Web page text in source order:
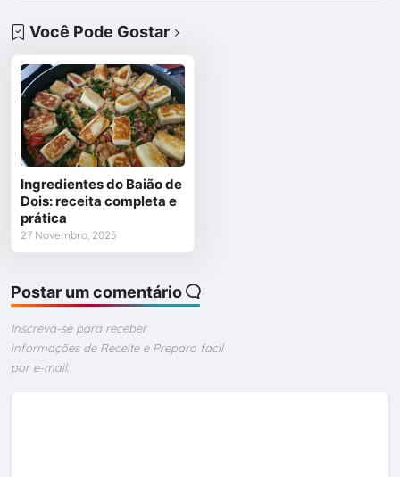
Você Pode Gostar
Ingredientes do Baião de
Dois: receita completa e
prática
27 Novembro, 2025
Postar um comentário
Inscreva-se para receber
informações de Receite e Preparo facil
por e-mail.